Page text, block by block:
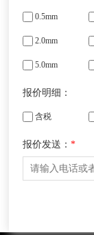
0.5mm
2.0mm
5.0mm
报价明细：
含税
报价发送：*